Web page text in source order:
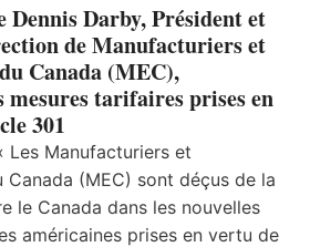
Dennis Darby, Président et
de Manufacturiers et
Canada (MEC),
mesures tarifaires prises en
301
Les Manufacturiers et
(MEC) sont déçus de la
le Canada dans les nouvelles
américaines prises en vertu de